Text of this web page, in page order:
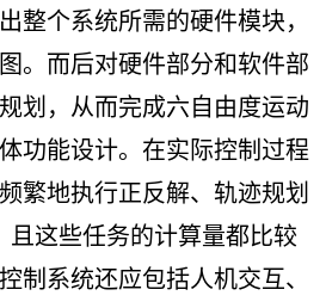
整个系统所需的硬件模块，
。而后对硬件部分和软件部
划，从而完成六自由度运动
功能设计。在实际控制过程
繁地执行正反解、轨迹规划
且这些任务的计算量都比较
制系统还应包括人机交互、